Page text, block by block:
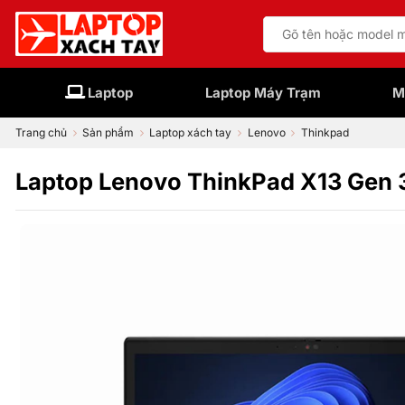
Bỏ
qua
nội
dung
Tìm
kiếm:
Laptop Laptop Máy Trạm
Trang chủ Sản phẩm Laptop xách tay Lenovo Thinkpad
Laptop Lenovo ThinkPad X13 Gen